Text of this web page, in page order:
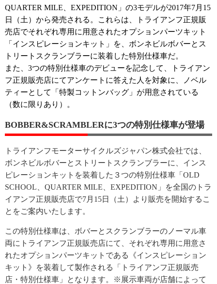
QUARTER MILE、EXPEDITION」の3モデルが2017年7月15
日（土）から発売される。これらは、トライアンフ正規販
売店でそれぞれ専用に用意されたオプションパーツキット
「インスピレーションキット」を、ボンネビルボバーとス
トリートスクランブラーに装着した特別仕様車だ。
また、3つの特別仕様車のデビューを記念して、トライアン
フ正規販売店にてアンケートに答えた人を対象に、ノベル
ティーとして「特製コットンバッグ」が用意されている
（数に限りあり）。
BOBBER&SCRAMBLERに3つの特別仕様車が登場
トライアンフモーターサイクルズジャパン株式会社では、
ボンネビルボバーとストリートスクランブラーに、インス
ピレーションキットを装着した３つの特別仕様車「OLD
SCHOOL、QUARTER MILE、EXPEDITION」を全国のトラ
イアンフ正規販売店で7月15日（土）より販売を開始するこ
とをご案内いたします。
この特別仕様車は、ボバーとスクランブラーのノーマル車
両にトライアンフ正規販売店にて、それぞれ専用に用意さ
れたオプションパーツキットである《インスピレーション
キット》を装着して製作される「トライアンフ正規販売
店・特別仕様車」となります。※展示車両が店舗によって